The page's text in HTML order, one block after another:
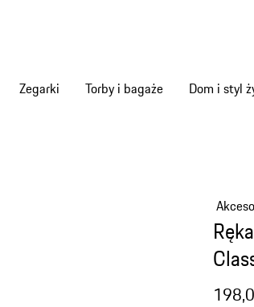
Zegarki Torby i bagaże Dom i styl